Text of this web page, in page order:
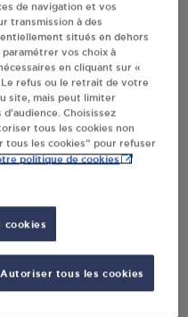
DU REVENDEUR
le traitement
et leur transfert hors UE
En savoir plus
de navigation et vos
transmission à des
situés en dehors
paramétrer vos choix à
en cliquant sur «
Le refus ou le retrait de votre
site, mais peut limiter
Choisissez
tous les cookies non
tous les cookies” pour refuser
politique de cookies
cookies
Autoriser tous les cookies